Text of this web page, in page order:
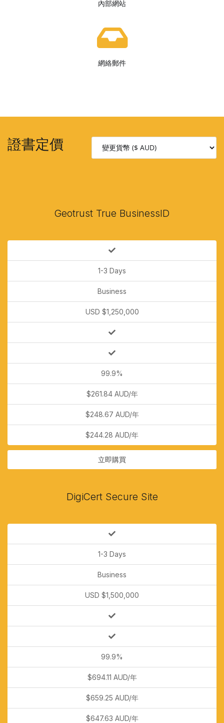
內部網站
網絡郵件
證書定價
Geotrust True BusinessID
1-3 Days
Business
USD $1,250,000
99.9%
$261.84 AUD/年
$248.67 AUD/年
$244.28 AUD/年
立即購買
DigiCert Secure Site
1-3 Days
Business
USD $1,500,000
99.9%
$694.11 AUD/年
$659.25 AUD/年
$647.63 AUD/年